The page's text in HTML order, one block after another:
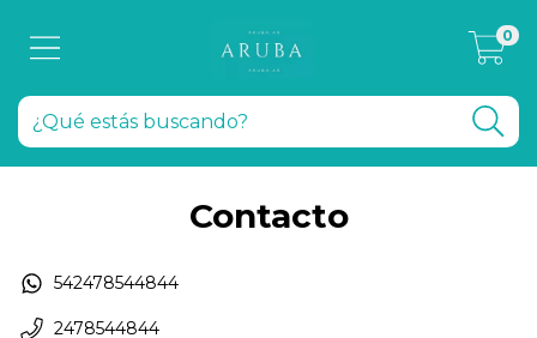
0
Contacto
542478544844
2478544844